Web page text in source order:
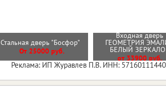
Стальная дверь "Босфор"
От 25000 руб.
Входная дверь
ГЕОМЕТРИЯ
БЕЛЫЙ ЗЕРКАЛО
от 33900 руб.
Реклама: ИП Журавлев П.В. ИНН: